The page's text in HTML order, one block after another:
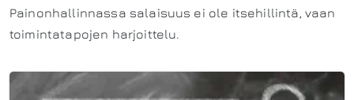
Painonhallinnassa salaisuus ei ole itsehillintä, vaan
toimintatapojen harjoittelu.